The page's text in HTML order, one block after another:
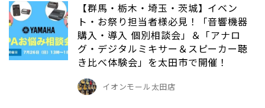
【群馬・栃木・埼玉・茨城】イベン
ト・お祭り担当者様必見！「音響機器
購入・導入 個別相談会」＆「アナロ
グ・デジタルミキサー＆スピーカー聴
き比べ体験会」を太田市で開催！
イオンモール太田店